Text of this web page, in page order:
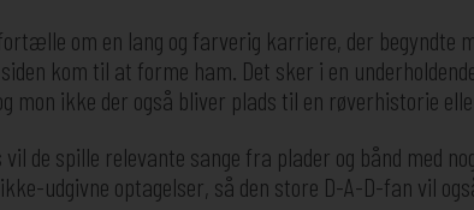
om en lang og farverig karriere, der begyndte
kom til at forme ham. Det sker i en
mon ikke der også bliver plads til en røverhistorie
vil de spille relevante sange fra plader og bånd med
udgivne optagelser, så den store D-A-D-fan vil